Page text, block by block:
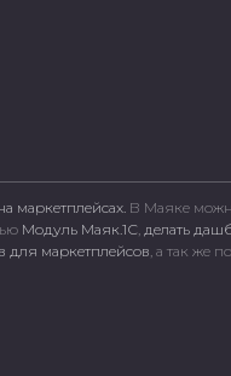
маркетплейсах. В Маяке
Модуль Маяк.1С, делать
для маркетплейсов, а так же